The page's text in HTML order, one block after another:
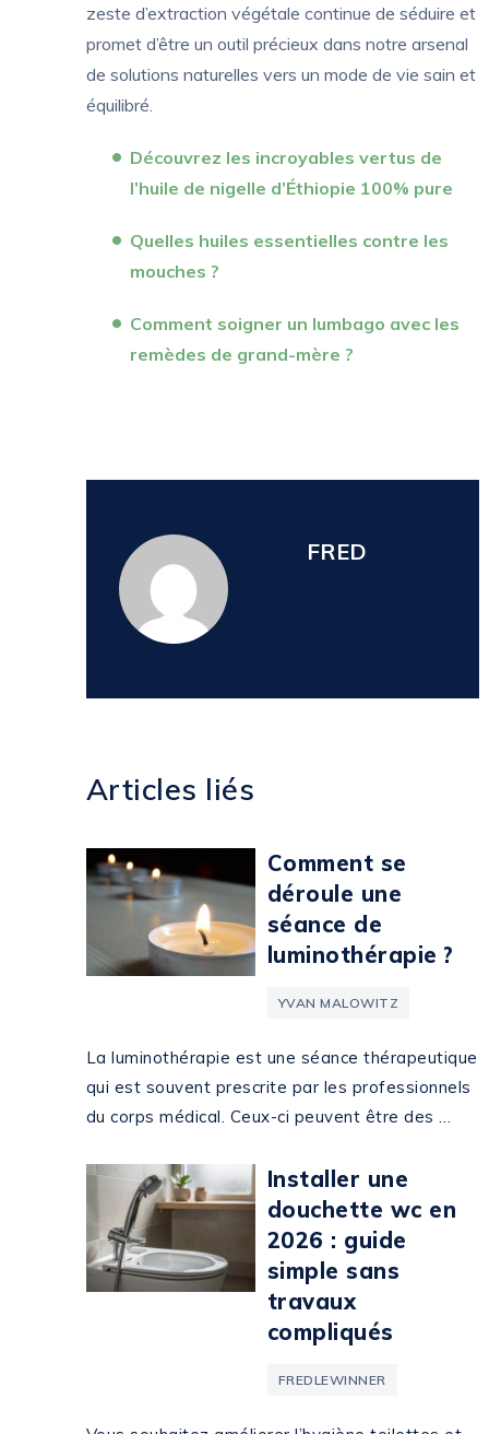
zeste d’extraction végétale continue de séduire et
promet d’être un outil précieux dans notre arsenal
de solutions naturelles vers un mode de vie sain et
équilibré.
Découvrez les incroyables vertus de
l’huile de nigelle d’Éthiopie 100% pure
Quelles huiles essentielles contre les
mouches ?
Comment soigner un lumbago avec les
remèdes de grand-mère ?
FRED
Articles liés
Comment se
déroule une
séance de
luminothérapie ?
YVAN MALOWITZ
La luminothérapie est une séance thérapeutique
qui est souvent prescrite par les professionnels
du corps médical. Ceux-ci peuvent être des …
Installer une
douchette wc en
2026 : guide
simple sans
travaux
compliqués
FREDLEWINNER